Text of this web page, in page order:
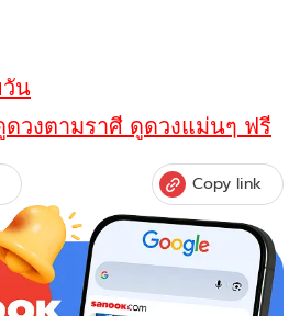
น
ดวงตามราศี ดูดวงแม่นๆ ฟรี
Copy link